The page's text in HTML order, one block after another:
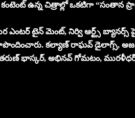
ఉన్న చిత్రాల్లో ఒకటిగా “సంతాన
ఎంటర్ టైన్ మెంట్, నిర్వి ఆర్ట్స్ బ్యానర్స్ పై
రూపొందించారు. కల్యాణ్ రాఘవ్
భాస్కర్, అభినవ్ గోమటం, మురళీధర్